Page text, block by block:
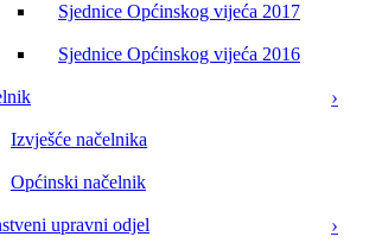
Sjednice Općinskog vijeća 2017
Sjednice Općinskog vijeća 2016
Izvješće načelnika
Općinski načelnik
upravni odjel